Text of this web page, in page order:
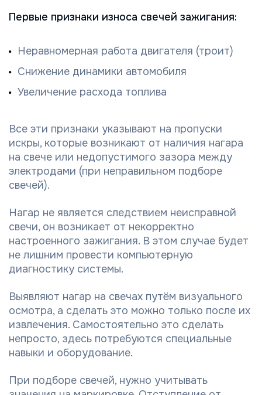
Первые признаки износа свечей зажигания:
Неравномерная работа двигателя (троит)
Снижение динамики автомобиля
Увеличение расхода топлива
Все эти признаки указывают на пропуски
искры, которые возникают от наличия нагара
на свече или недопустимого зазора между
электродами (при неправильном подборе
свечей).
Нагар не является следствием неисправной
свечи, он возникает от некорректно
настроенного зажигания. В этом случае будет
не лишним провести компьютерную
диагностику системы.
Выявляют нагар на свечах путём визуального
осмотра, а сделать это можно только после их
извлечения. Самостоятельно это сделать
непросто, здесь потребуются специальные
навыки и оборудование.
При подборе свечей, нужно учитывать